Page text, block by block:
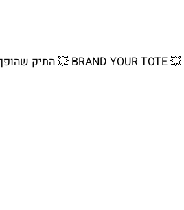
💥 BRAND YOUR TOTE 💥 התיק שהופך את המיתוג שלכם לבמה